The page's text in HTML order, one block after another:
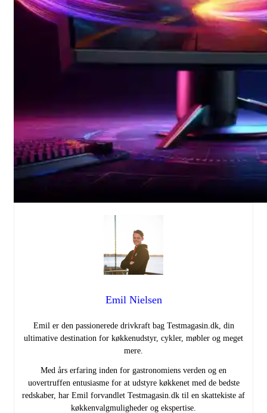
Emil Nielsen
Emil er den passionerede drivkraft bag Testmagasin.dk, din
ultimative destination for køkkenudstyr, cykler, møbler og meget
mere.
Med års erfaring inden for gastronomiens verden og en
uovertruffen entusiasme for at udstyre køkkenet med de bedste
redskaber, har Emil forvandlet Testmagasin.dk til en skattekiste af
køkkenvalgmuligheder og ekspertise.